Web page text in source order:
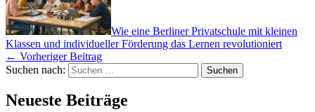
Wie eine Berliner Privatschule mit kleinen
Klassen und individueller Förderung das Lernen revolutioniert
← Vorheriger Beitrag
Suchen nach:
Neueste Beiträge